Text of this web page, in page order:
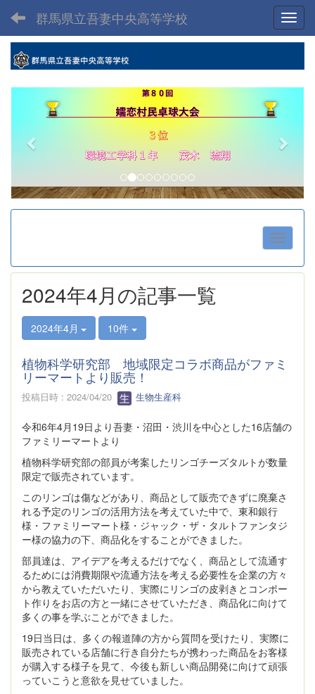
群馬県立吾妻中央高等学校
e
v
o
u
x
t
2024年4月の記事一覧
2024年4月 10件
植物科学研究部 地域限定コラボ商品がファミ
リーマートより販売！
投稿日時 : 2024/04/20 生物生産科
令和6年4月19日より吾妻・沼田・渋川を中心とした16店舗の
ファミリーマートより
植物科学研究部の部員が考案したリンゴチーズタルトが数量
限定で販売されています。
このリンゴは傷などがあり、商品として販売できずに廃棄さ
れる予定のリンゴの活用方法を考えていた中で、東和銀行
様・ファミリーマート様・ジャック・ザ・タルトファンタジ
ー様の協力の下、商品化をすることができました。
部員達は、アイデアを考えるだけでなく、商品として流通す
るためには消費期限や流通方法を考える必要性を企業の方々
から教えていただいたり、実際にリンゴの皮剥きとコンポー
ト作りをお店の方と一緒にさせていただき、商品化に向けて
多くの事を学ぶことができました。
19日当日は、多くの報道陣の方から質問を受けたり、実際に
販売されている店舗に行き自分たちが携わった商品をお客様
が購入する様子を見て、今後も新しい商品開発に向けて頑張
っていこうと意欲を見せていました。